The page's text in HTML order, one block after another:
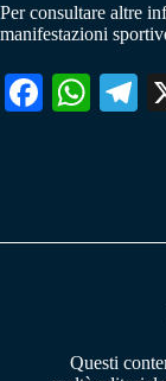
Per consultare altre
manifestazioni
Fa W
pp m
Questi